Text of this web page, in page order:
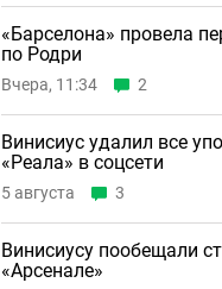
«Барселона» провела
по Родри
Вчера, 11:34 2
Винисиус удалил все
«Реала» в соцсети
5 августа 3
Винисиусу пообещали
«Арсенале»